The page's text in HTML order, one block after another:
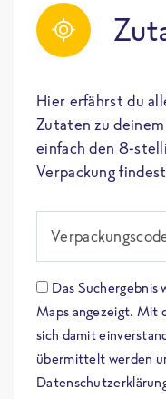
Hier erfährst du
Zutaten zu
einfach den 8-
Verpackung
Das Suchergebnis
Maps angezeigt. Mit
sich damit
übermittelt werden